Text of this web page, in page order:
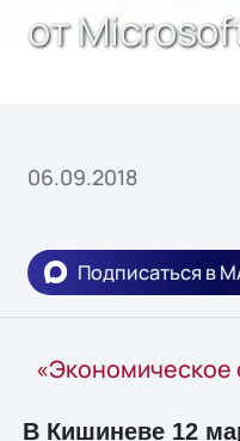
от
06.09.2018
Подписаться в
«Экономическое
В Кишиневе 12